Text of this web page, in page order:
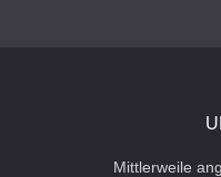
Mittlerweile